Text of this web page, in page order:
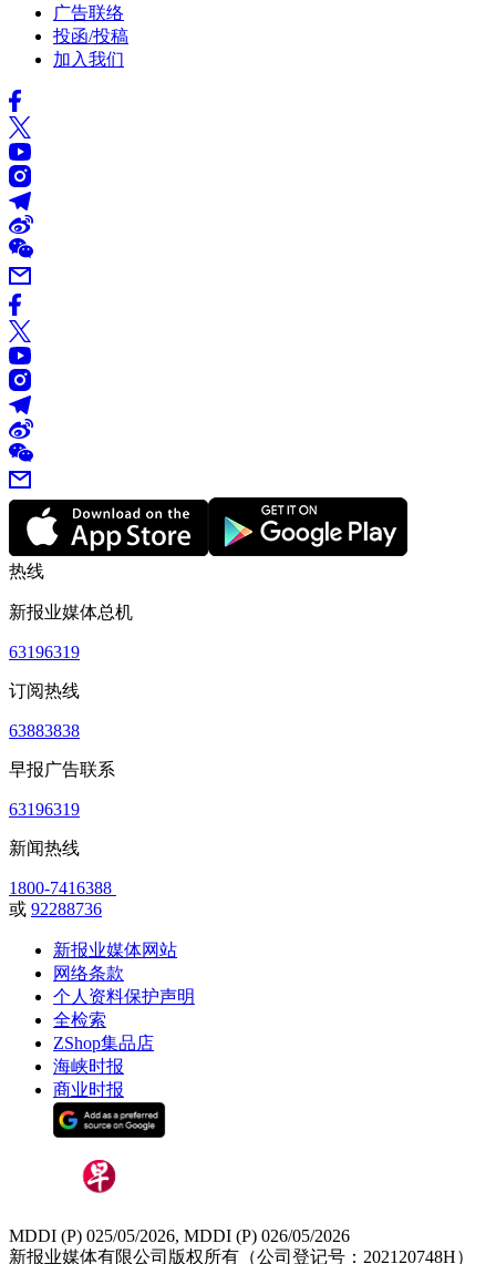
广告联络
投函/投稿
加入我们
热线
新报业媒体总机
63196319
订阅热线
63883838
早报广告联系
63196319
新闻热线
1800-7416388
或 92288736
新报业媒体网站
网络条款
个人资料保护声明
全检索
ZShop集品店
海峡时报
商业时报
MDDI (P) 025/05/2026, MDDI (P) 026/05/2026
新报业媒体有限公司版权所有（公司登记号：202120748H）